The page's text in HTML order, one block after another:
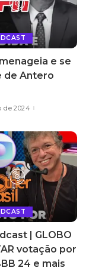
e se
de Antero
de 2024
| GLOBO
votação por
24 e mais